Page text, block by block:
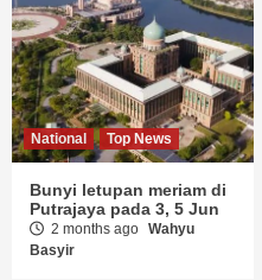
National Top News
Bunyi letupan meriam di
Putrajaya pada 3, 5 Jun
2 months ago Wahyu
Basyir